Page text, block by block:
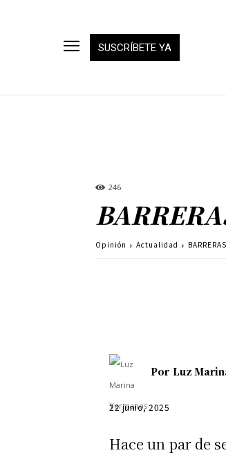
SUSCRÍBETE YA
246
Opinión Actualidad
Por Luz
22 junio, 2025
Hace un par de